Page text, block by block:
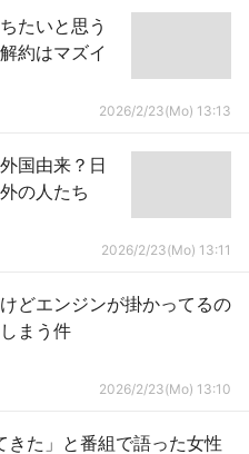
たいと思う
約はマズイ
2026/2/23(Mo) 13:13
国由来？日
の人たち
2026/2/23(Mo) 13:11
どエンジンが掛かってるの
まう件
2026/2/23(Mo) 13:10
きた」と番組で語った女性